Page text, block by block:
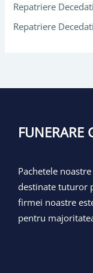
Repatriere
Repatriere
FUNERARE
Pachetele
destinate tuturor
firmei noastre
pentru